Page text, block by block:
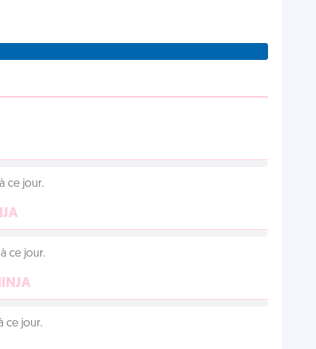
ce jour.
ce jour.
ce jour.